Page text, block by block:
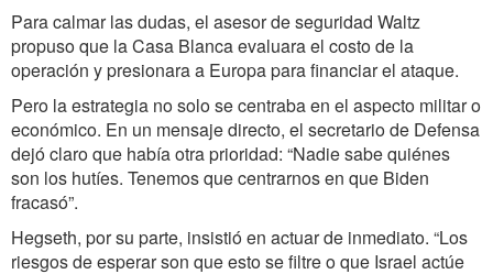
Para calmar las dudas, el asesor de seguridad Waltz
propuso que la Casa Blanca evaluara el costo de la
operación y presionara a Europa para financiar el ataque.
Pero la estrategia no solo se centraba en el aspecto militar o
económico. En un mensaje directo, el secretario de Defensa
dejó claro que había otra prioridad: “Nadie sabe quiénes
son los hutíes. Tenemos que centrarnos en que Biden
fracasó”.
Hegseth, por su parte, insistió en actuar de inmediato. “Los
riesgos de esperar son que esto se filtre o que Israel actúe